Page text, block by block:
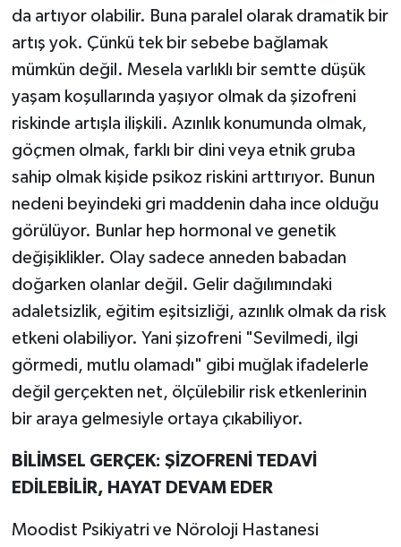
da artıyor olabilir. Buna paralel olarak dramatik bir
artış yok. Çünkü tek bir sebebe bağlamak
mümkün değil. Mesela varlıklı bir semtte düşük
yaşam koşullarında yaşıyor olmak da şizofreni
riskinde artışla ilişkili. Azınlık konumunda olmak,
göçmen olmak, farklı bir dini veya etnik gruba
sahip olmak kişide psikoz riskini arttırıyor. Bunun
nedeni beyindeki gri maddenin daha ince olduğu
görülüyor. Bunlar hep hormonal ve genetik
değişiklikler. Olay sadece anneden babadan
doğarken olanlar değil. Gelir dağılımındaki
adaletsizlik, eğitim eşitsizliği, azınlık olmak da risk
etkeni olabiliyor. Yani şizofreni "Sevilmedi, ilgi
görmedi, mutlu olamadı" gibi muğlak ifadelerle
değil gerçekten net, ölçülebilir risk etkenlerinin
bir araya gelmesiyle ortaya çıkabiliyor.
BİLİMSEL GERÇEK: ŞİZOFRENİ TEDAVİ
EDİLEBİLİR, HAYAT DEVAM EDER
Moodist Psikiyatri ve Nöroloji Hastanesi